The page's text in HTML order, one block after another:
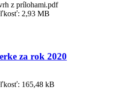
z prílohami.pdf
2,93 MB
za rok 2020
165,48 kB